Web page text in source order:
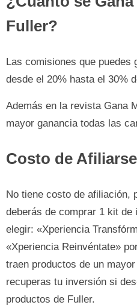
Fuller?
Las comisiones que puedes
desde el 20% hasta el 30%
Además en la revista Gana
mayor ganancia todas las
Costo de
No tiene costo de afiliación,
deberás de comprar 1 kit
elegir: «Xperiencia
«Xperiencia Reinvéntate»
traen productos de un
recuperas tu inversión si
productos de Fuller.